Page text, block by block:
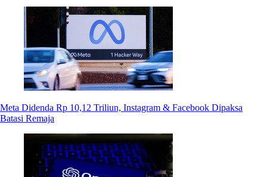
Meta Didenda Rp 10,12 Triliun, Instagram & Facebook Dipaksa
Batasi Remaja